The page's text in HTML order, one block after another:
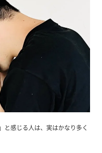
と感じる人は、実はかなり多く